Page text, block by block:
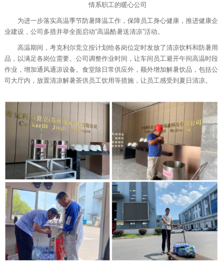
情系职工的暖心公司
为进一步落实高温季节防暑降温工作，保障员工身心健康，推进健康企
业建设，公司多措并举全面启动“高温酷暑送清凉”活动。
高温期间，考克利尔竞立按计划给各岗位定时发放了清凉饮料和防暑用
品，以满足各岗位需要。公司调整作业时间，让车间员工避开午间高温时段
作业，增加通风通凉设备。食堂除日常供应外，额外增加解暑饮品，包括公
司大厅内，放置清凉解暑茶供员工饮用等措施，让员工感受到夏日清凉。